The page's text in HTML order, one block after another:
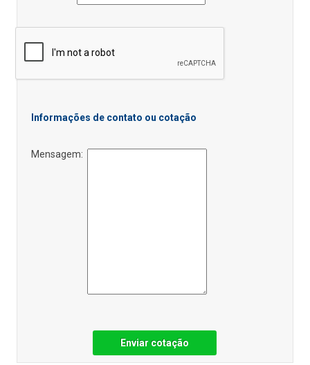
Informações de contato ou cotação
Mensagem:
Enviar cotação